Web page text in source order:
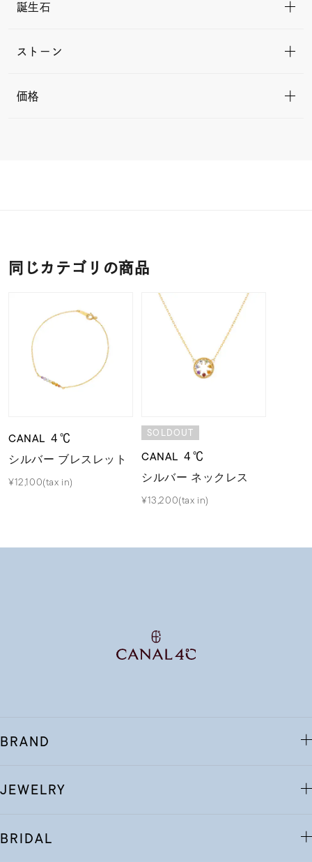
誕生石
ストーン
価格
同じカテゴリの商品
CANAL ４℃
シルバー ブレスレット
¥12,100(tax in)
SOLDOUT
CANAL ４℃
シルバー ネックレス
¥13,200(tax in)
BRAND
JEWELRY
BRIDAL